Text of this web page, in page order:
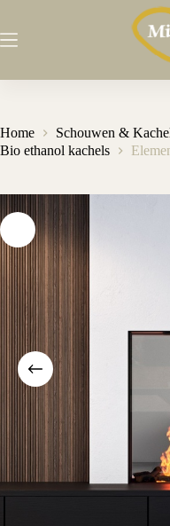
de
Home Schouwen &
Bio ethanol kachels